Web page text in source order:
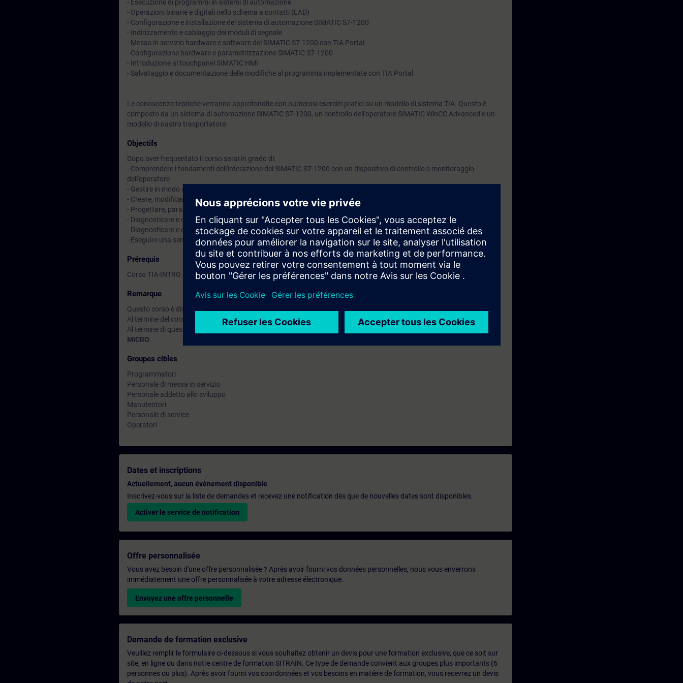
dell'operatore.
- Esecuzione di programmi in sistemi di automazione
- Operazioni binarie e digitali nello schema a contatti (LAD)
- Configurazione e installazione del sistema di automazione SIMATIC S7-1200
- Indirizzamento e cablaggio dei moduli di segnale
- Messa in servizio hardware e software del SIMATIC S7-1200 con TIA Portal
- Configurazione hardware e parametrizzazione SIMATIC S7-1200
- Introduzione al touchpanel SIMATIC HMI
- Salvataggio e documentazione delle modifiche al programma implementate con TIA Portal
Le conoscenze teoriche verranno approfondite con numerosi esercizi pratici su un modello di sistema TIA. Questo è
composto da un sistema di automazione SIMATIC S7-1200, un controllo dell'operatore SIMATIC WinCC Advanced e un
modello di nastro trasportatore.
Objectifs
Dopo aver frequentato il corso sarai in grado di:
- Comprendere i fondamenti dell'interazione del SIMATIC S7-1200 con un dispositivo di controllo e monitoraggio
dell'operatore
- Gestire in modo affidabile l'ambiente di sviluppo TIA Portal
- Creare, modificare ed espandere piccoli programmi STEP 7 (TIA Portal)
- Progettare, parametrizzare e sostituire moduli SIMATIC S7-1200
- Diagnosticare e correggere semplici guasti hardware utilizzando il test di cablaggio
- Diagnosticare e correggere semplici errori di programma utilizzando il blocco di stato
- Eseguire una semplice messa in servizio del sistema di automazione SIMATIC S7-1200
Prérequis
Corso TIA-INTRO o equivalenti conoscenze base dei sistemi di automazione.
Remarque
Questo corso è disponibile anche in modalità Virtual Classroom.
Al termine del corso puoi approfondire gli argomenti trattati tramite il nostroSIE-learning 4.0: SIE-12TSCB, SIE-12CMS.
Al termine di questo corso puoi conseguire, dopo una prova di valutazione, il
SITRAIN Italian Certification Program
MICRO
Groupes cibles
Programmatori
Personale di messa in servizio
Personale addetto allo sviluppo
Manutentori
Personale di service
Operatori
Dates et inscriptions
Actuellement, aucun événement disponible
Inscrivez-vous sur la liste de demandes et recevez une notification dès que de nouvelles dates sont disponibles.
Activer le service de notification
Offre personnalisée
Vous avez besoin d'une offre personnalisée ? Après avoir fourni vos données personnelles, nous vous enverrons
immédiatement une offre personnalisée à votre adresse électronique.
Envoyez une offre personnelle
Demande de formation exclusive
Veuillez remplir le formulaire ci-dessous si vous souhaitez obtenir un devis pour une formation exclusive, que ce soit sur
site, en ligne ou dans notre centre de formation SITRAIN. Ce type de demande convient aux groupes plus importants (6
personnes ou plus). Après avoir fourni vos coordonnées et vos besoins en matière de formation, vous recevrez un devis